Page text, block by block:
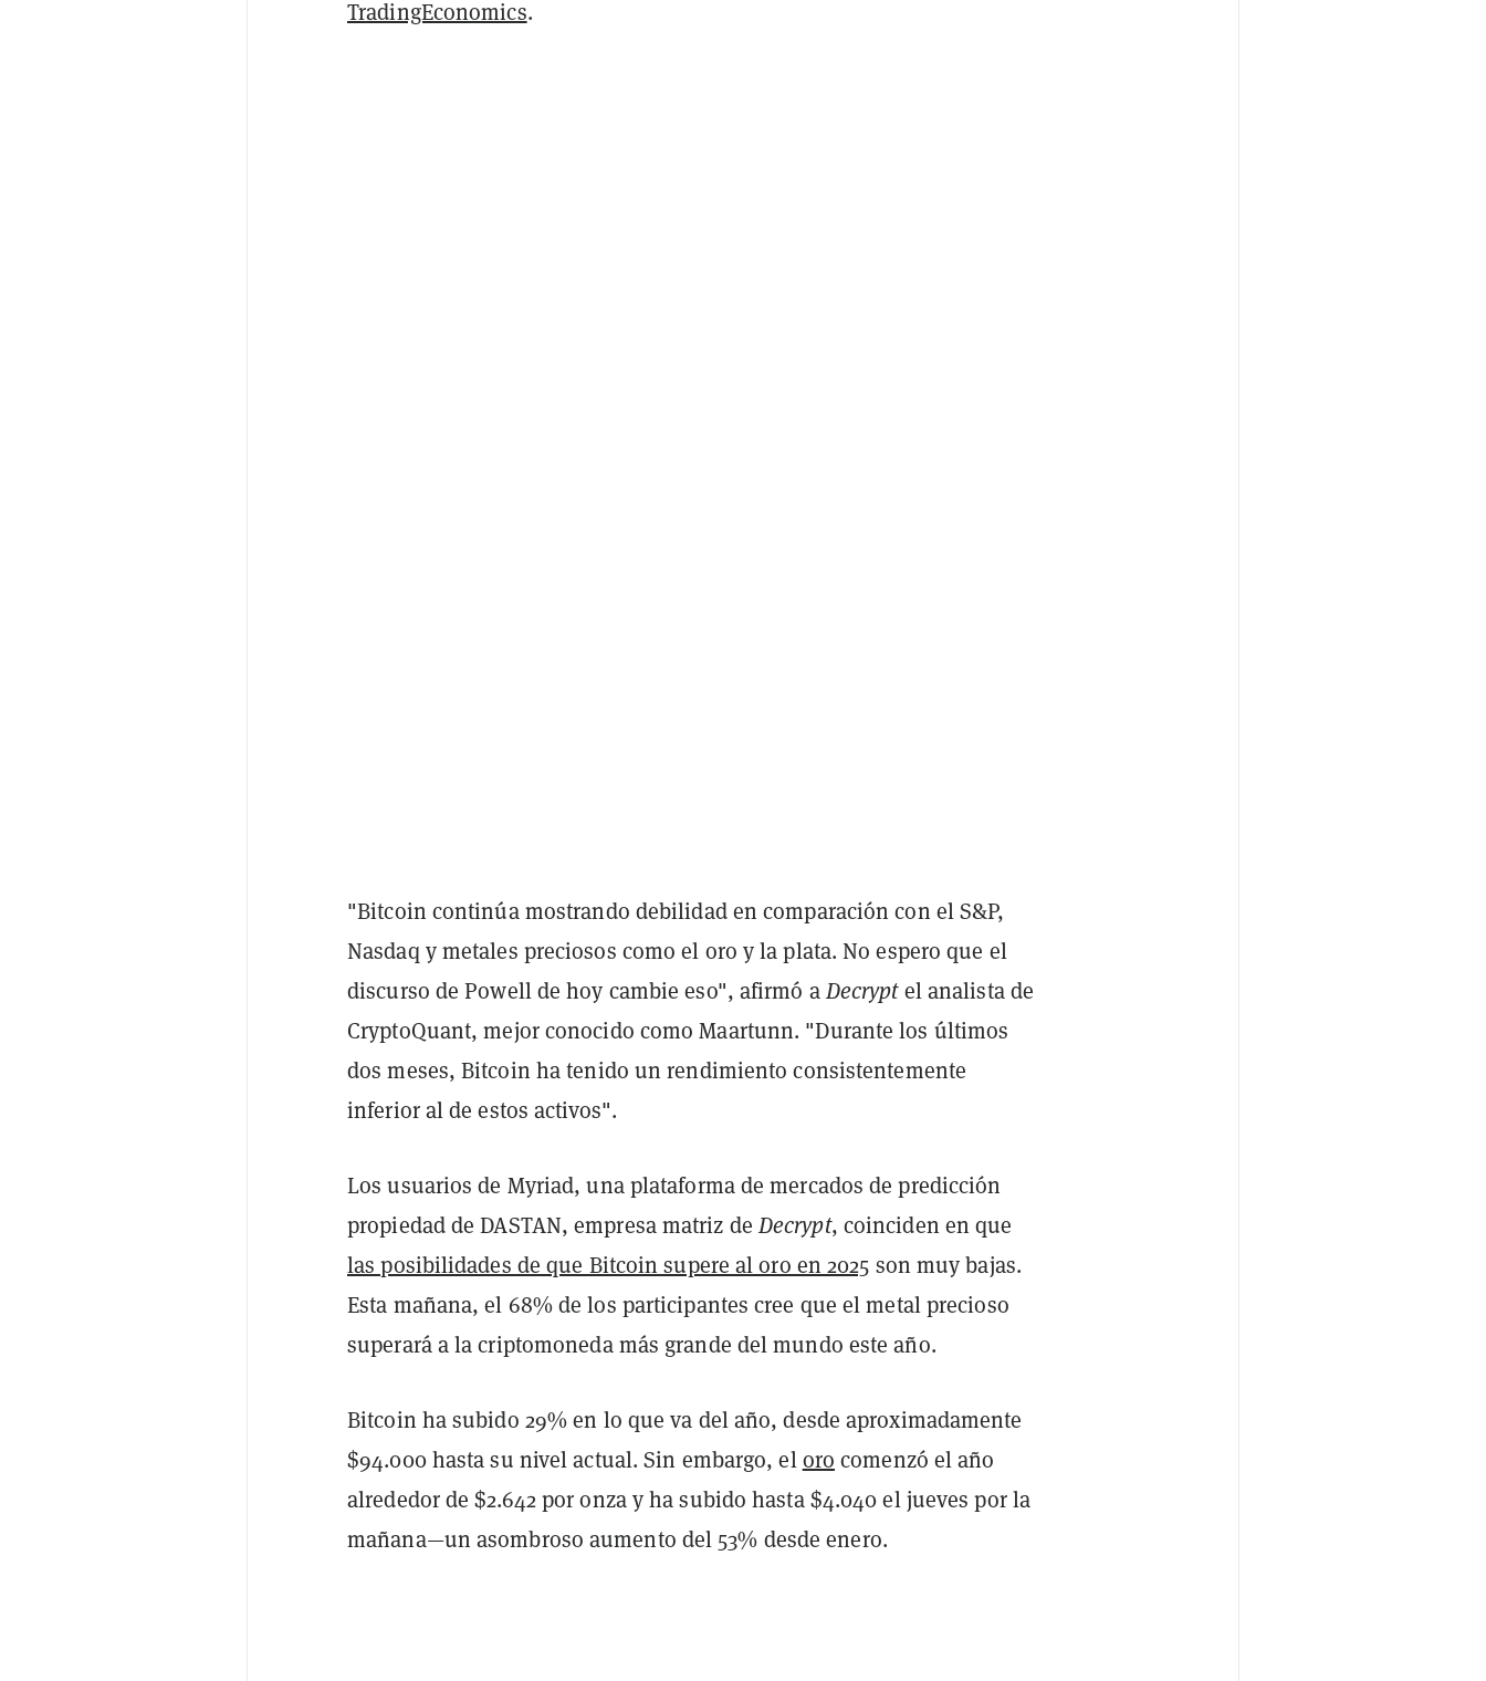
TradingEconomics.
"Bitcoin continúa mostrando debilidad en comparación con el S&P,
Nasdaq y metales preciosos como el oro y la plata. No espero que el
discurso de Powell de hoy cambie eso", afirmó aDecryptel analista de
CryptoQuant, mejor conocido como Maartunn. "Durante los últimos
dos meses, Bitcoin ha tenido un rendimiento consistentemente
inferior al de estos activos".
Los usuarios de Myriad, una plataforma de mercados de predicción
propiedad de DASTAN, empresa matriz deDecrypt, coinciden en que
las posibilidades de que Bitcoin supere al oro en 2025 son muy bajas.
Esta mañana, el 68% de los participantes cree que el metal precioso
superará a la criptomoneda más grande del mundo este año.
Bitcoin ha subido 29% en lo que va del año, desde aproximadamente
$94.000 hasta su nivel actual. Sin embargo, eloro comenzó el año
alrededor de $2.642 por onza y ha subido hasta $4.040 el jueves por la
mañana—un asombroso aumento del 53% desde enero.